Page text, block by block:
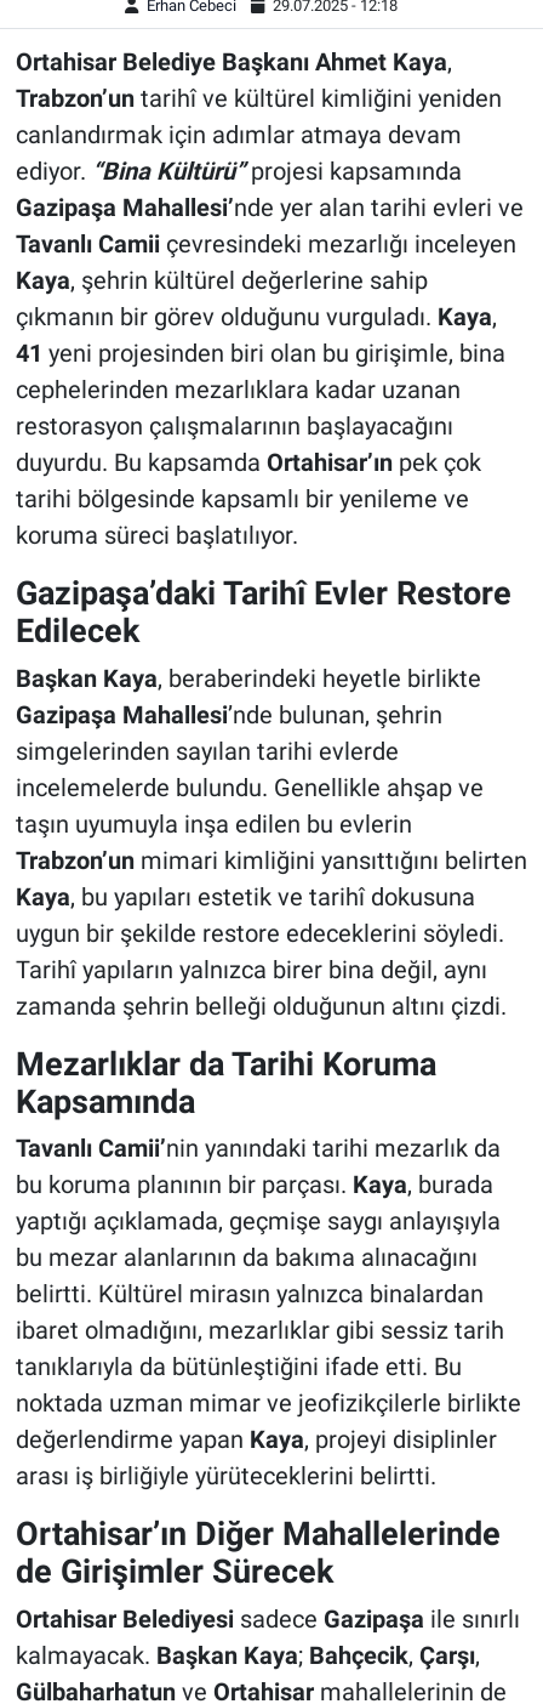
Erhan Cebeci 29.07.2025 - 12:18
Ortahisar Belediye Başkanı Ahmet Kaya,
Trabzon’untarihî ve kültürel kimliğini yeniden
canlandırmak için adımlar atmaya devam
ediyor. “Bina Kültürü”projesi kapsamında
Gazipaşa Mahallesi’nde yer alan tarihi evleri ve
Tavanlı Camiiçevresindeki mezarlığı inceleyen
Kaya, şehrin kültürel değerlerine sahip
çıkmanın bir görev olduğunu vurguladı. Kaya,
41 yeni projesinden biri olan bu girişimle, bina
cephelerinden mezarlıklara kadar uzanan
restorasyon çalışmalarının başlayacağını
duyurdu. Bu kapsamda Ortahisar’ınpek çok
tarihi bölgesinde kapsamlı bir yenileme ve
koruma süreci başlatılıyor.
Gazipaşa’daki Tarihî Evler Restore
Edilecek
Başkan Kaya, beraberindeki heyetle birlikte
Gazipaşa Mahallesi’nde bulunan, şehrin
simgelerinden sayılan tarihi evlerde
incelemelerde bulundu. Genellikle ahşap ve
taşın uyumuyla inşa edilen bu evlerin
Trabzon’unmimari kimliğini yansıttığını belirten
Kaya, bu yapıları estetik ve tarihî dokusuna
uygun bir şekilde restore edeceklerini söyledi.
Tarihî yapıların yalnızca birer bina değil, aynı
zamanda şehrin belleği olduğunun altını çizdi.
Mezarlıklar da Tarihi Koruma
Kapsamında
Tavanlı Camii’nin yanındaki tarihi mezarlık da
bu koruma planının bir parçası. Kaya, burada
yaptığı açıklamada, geçmişe saygı anlayışıyla
bu mezar alanlarının da bakıma alınacağını
belirtti. Kültürel mirasın yalnızca binalardan
ibaret olmadığını, mezarlıklar gibi sessiz tarih
tanıklarıyla da bütünleştiğini ifade etti. Bu
noktada uzman mimar ve jeofizikçilerle birlikte
değerlendirme yapan Kaya, projeyi disiplinler
arası iş birliğiyle yürüteceklerini belirtti.
Ortahisar’ın Diğer Mahallelerinde
de Girişimler Sürecek
Ortahisar Belediyesisadece Gazipaşa ile sınırlı
kalmayacak. Başkan Kaya; Bahçecik, Çarşı,
Gülbaharhatunve Ortahisarmahallelerinin de